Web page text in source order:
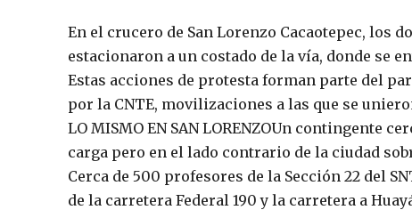
En el crucero de San Lorenzo Cacaotepec, los
estacionaron a un costado de la vía, donde se
Estas acciones de protesta forman parte del
por la CNTE, movilizaciones a las que se
LO MISMO EN SAN LORENZOUn contingente
carga pero en el lado contrario de la ciudad
Cerca de 500 profesores de la Sección 22 del
de la carretera Federal 190 y la carretera a